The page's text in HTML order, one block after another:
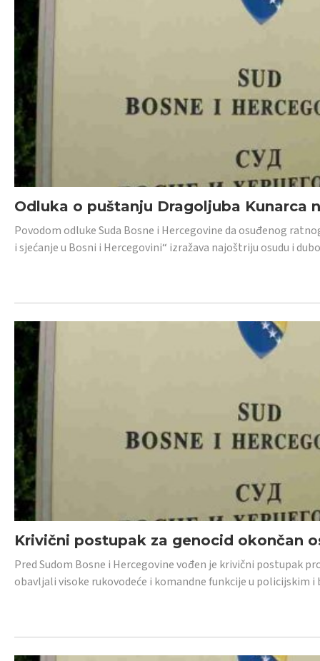
Odluka o puštanju Dragoljuba Kunarca
Povodom odluke Suda Bosne i Hercegovine da osuđenog
i sjećanje u Bosni i Hercegovini“ izražava najoštriju osudu i
Krivični postupak za genocid okončan
Pred Sudom Bosne i Hercegovine vođen je krivični postupak
obavljali visoke rukovodeće i komandne funkcije u policijskim